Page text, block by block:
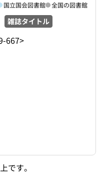
雑誌タイトル
667>
国立国会図書館 全国の図書館
です。